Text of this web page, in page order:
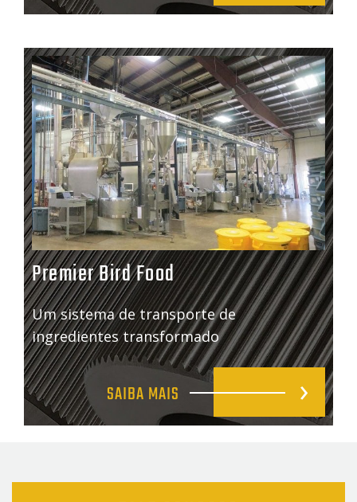
Premier Bird Food
Um sistema de transporte de
ingredientes transformado
SAIBA MAIS